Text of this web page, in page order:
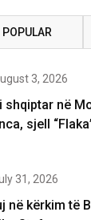
POPULAR
3, 2026
shqiptar në
sjell
31, 2026
në kërkim të